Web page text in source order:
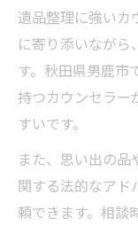
遺品整理に強いカ
に寄り添いながら
す。秋田県男鹿市
持つカウンセラー
すいです。
また、思い出の
関する法的なアド
頼できます。相談